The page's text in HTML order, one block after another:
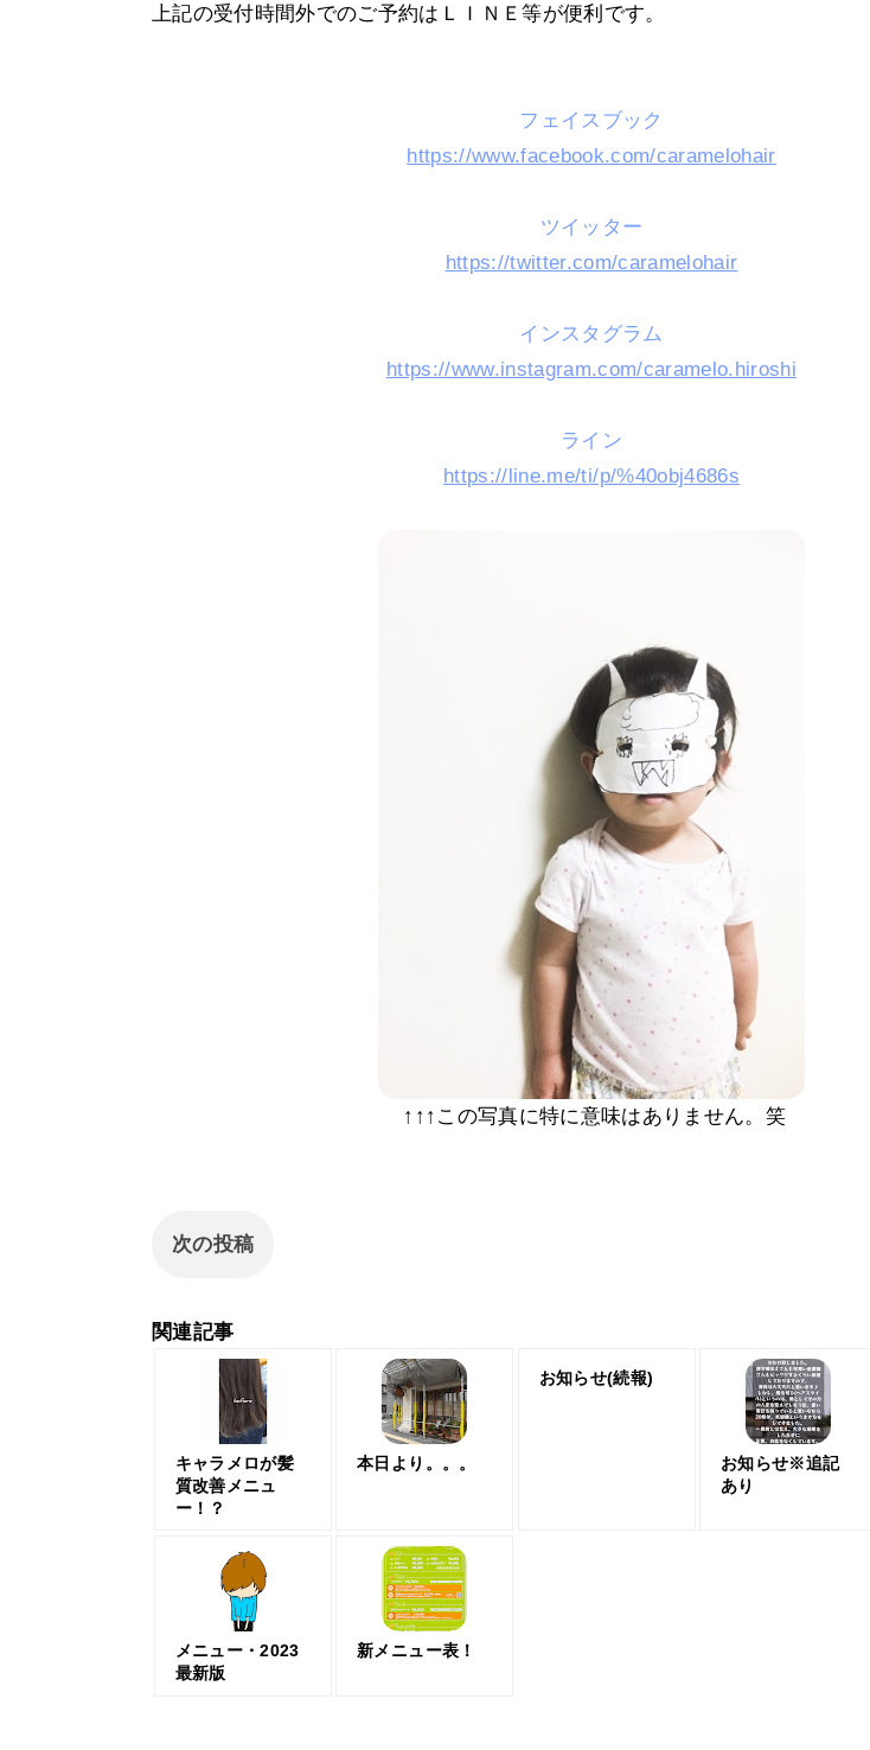
上記の受付時間外でのご予約はＬＩＮＥ等が便利です。
フェイスブック
https://www.facebook.com/caramelohair
ツイッター
https://twitter.com/caramelohair
インスタグラム
https://www.instagram.com/caramelo.hiroshi
ライン
https://line.me/ti/p/%40obj4686s
↑↑↑この写真に特に意味はありません。笑
次の投稿
関連記事
キャラメロが髪
質改善メニュ
ー！？
本日より。。。
お知らせ(続報)
お知らせ※追記
あり
メニュー・2023
最新版
新メニュー表！